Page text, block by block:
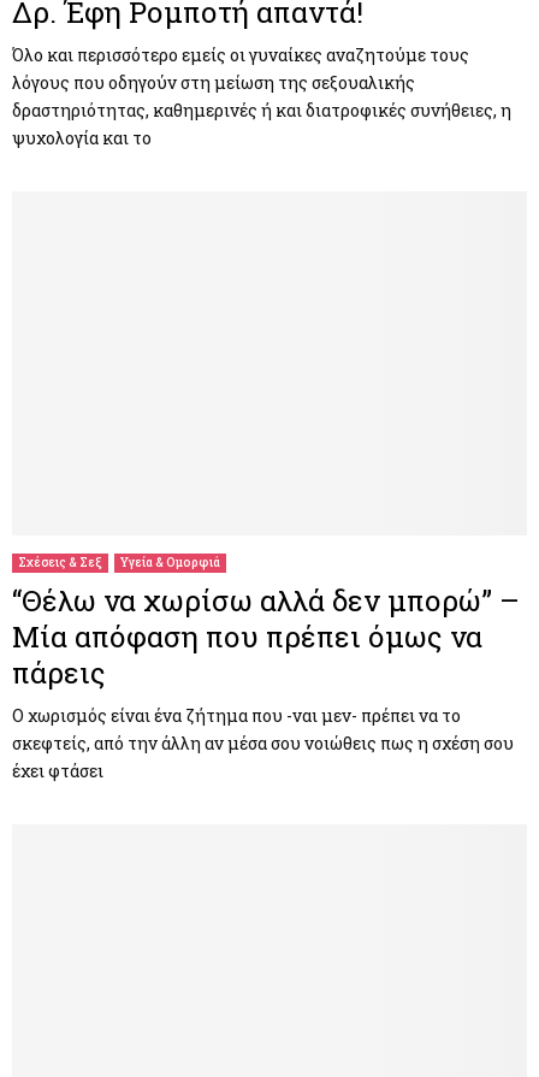
Δρ. Έφη Ρομποτή απαντά!
Όλο και περισσότερο εμείς οι γυναίκες αναζητούμε τους
λόγους που οδηγούν στη μείωση της σεξουαλικής
δραστηριότητας, καθημερινές ή και διατροφικές συνήθειες, η
ψυχολογία και το
Σχέσεις & Σεξ Υγεία & Ομορφιά
“Θέλω να χωρίσω αλλά δεν μπορώ” –
Μία απόφαση που πρέπει όμως να
πάρεις
Ο χωρισμός είναι ένα ζήτημα που -ναι μεν- πρέπει να το
σκεφτείς, από την άλλη αν μέσα σου νοιώθεις πως η σχέση σου
έχει φτάσει